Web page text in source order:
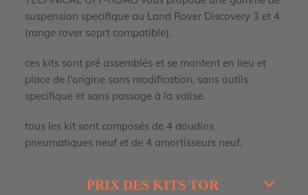
suspension specifique au Land Rover Discovery 3 et 4
(range rover soprt compatible).
ces kits sont pré assemblés et se montent en lieu et
place de l'origine sans modification, sans outils
specifique et sans passage à la valise.
tous les kit sont composés de 4 doudins
pneumatiques neuf et de 4 amortisseurs neuf.
PRIX DES KITS TOR